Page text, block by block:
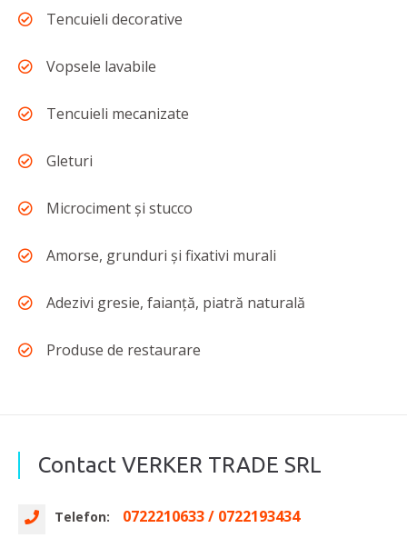
Tencuieli decorative
Vopsele lavabile
Tencuieli mecanizate
Gleturi
Microciment şi stucco
Amorse, grunduri şi fixativi murali
Adezivi gresie, faianţă, piatră naturală
Produse de restaurare
Contact VERKER TRADE SRL
Telefon: 0722210633 / 0722193434